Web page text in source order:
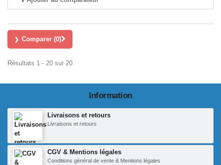
Comparer (0)
Résultats 1 - 20 sur 20.
Information
Livraisons et retours
Livraisons et retours
CGV & Mentions légales
Conditions général de vente & Mentions légales